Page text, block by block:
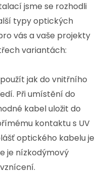
jsme se rozhodli
typy optických
vás a vaše projekty
variantách:
jak do vnitřního
Při umístění do
kabel uložit do
kontaktu s UV
optického kabelu je
je nízkodýmový